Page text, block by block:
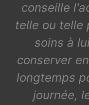
conseille
telle ou telle
soins à
conserver
longtemps
journée,